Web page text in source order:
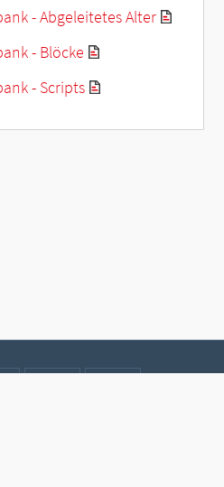
- Abgeleitetes Alter
- Blöcke
- Scripts